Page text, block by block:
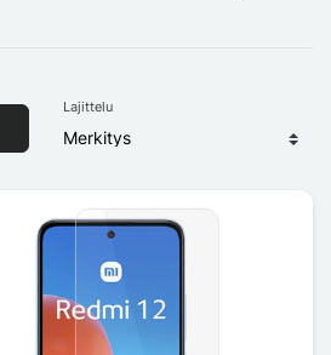
Lajittelu